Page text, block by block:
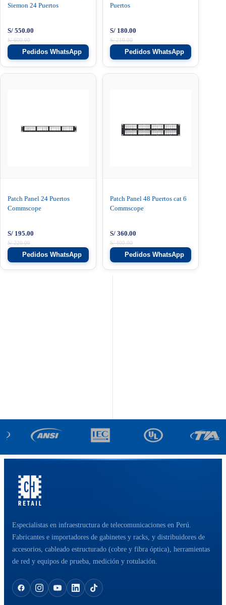
Siemon 24 Puertos
S/600.00
S/ 550.00
Pedidos WhatsApp
Puertos
S/210.00
S/ 180.00
Pedidos WhatsApp
Patch Panel 24 Puertos
Commscope
S/220.00
S/ 195.00
Pedidos WhatsApp
Patch Panel 48 Puertos cat 6
Commscope
S/400.00
S/ 360.00
Pedidos WhatsApp
Especialistas en infraestructura de telecomunicaciones en Perú.
Fabricantes e importadores de gabinetes y racks, y distribuidores de
accesorios, cableado estructurado (cobre y fibra óptica), herramientas
de red y equipos de prueba, medición y rotulación.